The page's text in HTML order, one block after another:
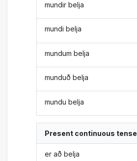
mundir belja
mundi belja
mundum belja
munduð belja
mundu belja
Present continuous tense
er að belja